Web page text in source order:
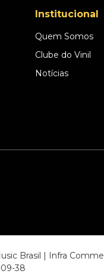
Institucional
Quem Somos
Clube do Vinil
Notícias
Brasil | Infra
38